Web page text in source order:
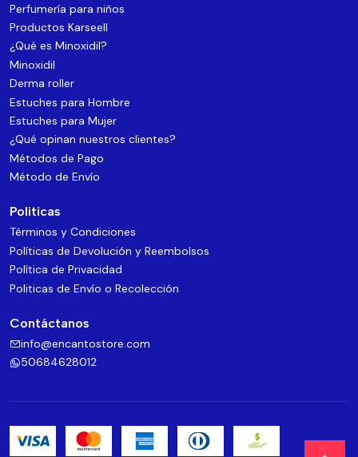
Perfumería para niños
Productos Karseell
¿Qué es Minoxidil?
Minoxidil
Derma roller
Estuches para Hombre
Estuches para Mujer
¿Qué opinan nuestros clientes?
Métodos de Pago
Método de Envío
Politicas
Términos y Condiciones
Políticas de Devolución y Reembolsos
Política de Privacidad
Politicas de Envío o Recolección
Contáctanos
info@encantostore.com
50684628012